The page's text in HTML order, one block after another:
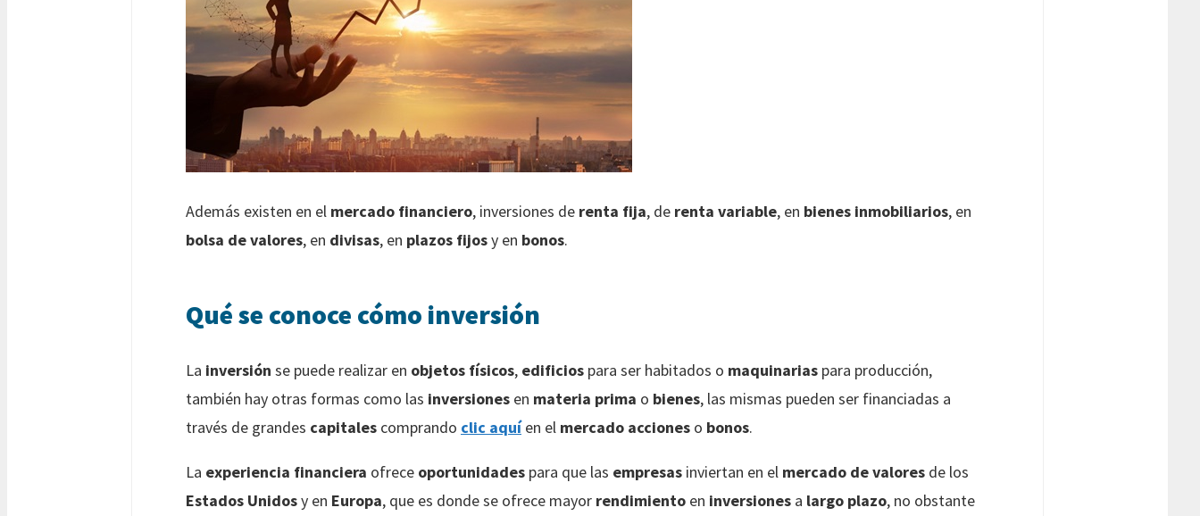
Además existen en el mercado financiero, inversiones de renta fija, de renta variable, en bienes inmobiliarios, en
bolsa de valores, en divisas, en plazos fijosy en bonos.
Qué se conoce cómo inversión
La inversión se puede realizar en objetos físicos, edificios para ser habitados o maquinarias para producción,
también hay otras formas como las inversiones en materia prima o bienes, las mismas pueden ser financiadas a
través de grandes capitales comprando clic aquíen el mercado acciones o bonos.
La experiencia financiera ofrece oportunidades para que las empresas inviertan en el mercado de valores de los
Estados Unidosy en Europa, que es donde se ofrece mayor rendimiento en inversiones a largo plazo, no obstante